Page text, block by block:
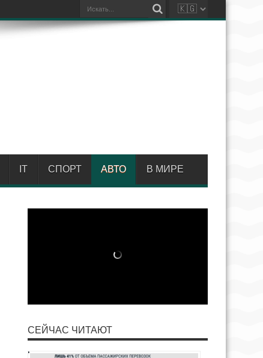
IT СПОРТ АВТО В МИРЕ
СЕЙЧАС ЧИТАЮТ